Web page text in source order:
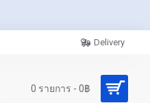
Delivery
0 รายการ - 0฿